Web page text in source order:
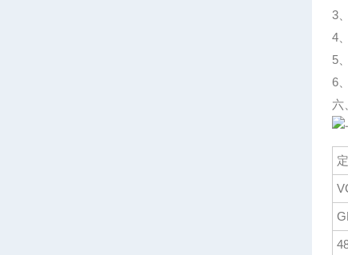
3
4
5
6
六